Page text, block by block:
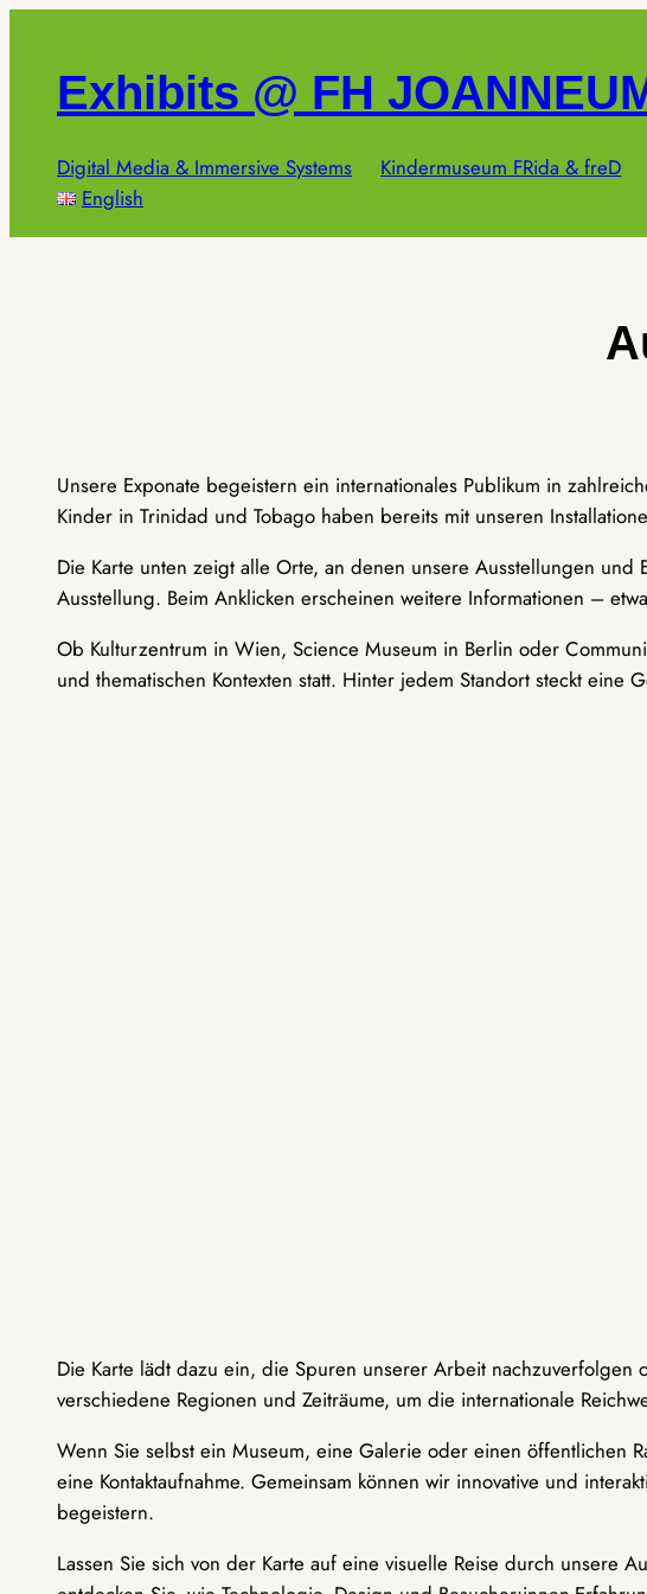
springenExhibits @ FH
Digital Media & Immersive Systems Kindermuseum FRida & freD
English
Unsere Exponate begeistern ein internationales Publikum in
Kinder in Trinidad und Tobago haben bereits mit unseren
Die Karte unten zeigt alle Orte, an denen unsere Ausstellungen
Ausstellung. Beim Anklicken erscheinen weitere Informationen –
Ob Kulturzentrum in Wien, Science Museum in Berlin oder
und thematischen Kontexten statt. Hinter jedem Standort steckt eine
Die Karte lädt dazu ein, die Spuren unserer Arbeit
verschiedene Regionen und Zeiträume, um die internationale
Wenn Sie selbst ein Museum, eine Galerie oder einen öffentlichen
eine Kontaktaufnahme. Gemeinsam können wir innovative und
begeistern.
Lassen Sie sich von der Karte auf eine visuelle Reise durch unsere